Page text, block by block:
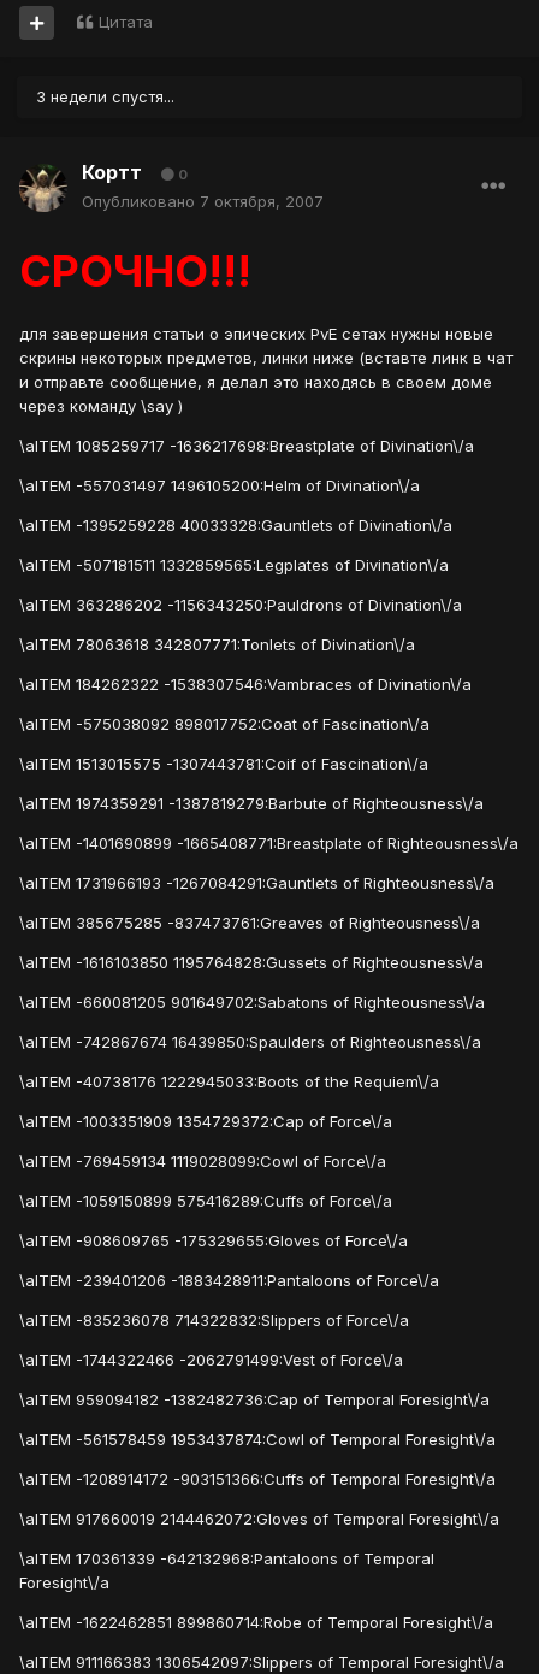
Цитата
3 недели спустя...
Кортт 0
Опубликовано 7 октября, 2007
СРОЧНО!!!
для завершения статьи о эпических PvE сетах нужны новые
скрины некоторых предметов, линки ниже (вставте линк в чат
и отправте сообщение, я делал это находясь в своем доме
через команду \say )
\aITEM 1085259717 -1636217698:Breastplate of Divination\/a
\aITEM -557031497 1496105200:Helm of Divination\/a
\aITEM -1395259228 40033328:Gauntlets of Divination\/a
\aITEM -507181511 1332859565:Legplates of Divination\/a
\aITEM 363286202 -1156343250:Pauldrons of Divination\/a
\aITEM 78063618 342807771:Tonlets of Divination\/a
\aITEM 184262322 -1538307546:Vambraces of Divination\/a
\aITEM -575038092 898017752:Coat of Fascination\/a
\aITEM 1513015575 -1307443781:Coif of Fascination\/a
\aITEM 1974359291 -1387819279:Barbute of Righteousness\/a
\aITEM -1401690899 -1665408771:Breastplate of Righteousness\/a
\aITEM 1731966193 -1267084291:Gauntlets of Righteousness\/a
\aITEM 385675285 -837473761:Greaves of Righteousness\/a
\aITEM -1616103850 1195764828:Gussets of Righteousness\/a
\aITEM -660081205 901649702:Sabatons of Righteousness\/a
\aITEM -742867674 16439850:Spaulders of Righteousness\/a
\aITEM -40738176 1222945033:Boots of the Requiem\/a
\aITEM -1003351909 1354729372:Cap of Force\/a
\aITEM -769459134 1119028099:Cowl of Force\/a
\aITEM -1059150899 575416289:Cuffs of Force\/a
\aITEM -908609765 -175329655:Gloves of Force\/a
\aITEM -239401206 -1883428911:Pantaloons of Force\/a
\aITEM -835236078 714322832:Slippers of Force\/a
\aITEM -1744322466 -2062791499:Vest of Force\/a
\aITEM 959094182 -1382482736:Cap of Temporal Foresight\/a
\aITEM -561578459 1953437874:Cowl of Temporal Foresight\/a
\aITEM -1208914172 -903151366:Cuffs of Temporal Foresight\/a
\aITEM 917660019 2144462072:Gloves of Temporal Foresight\/a
\aITEM 170361339 -642132968:Pantaloons of Temporal
Foresight\/a
\aITEM -1622462851 899860714:Robe of Temporal Foresight\/a
\aITEM 911166383 1306542097:Slippers of Temporal Foresight\/a